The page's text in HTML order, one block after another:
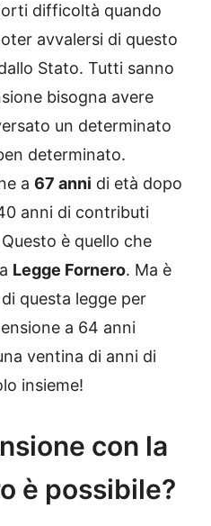
difficoltà quando
avvalersi di questo
Stato. Tutti sanno
bisogna avere
un determinato
determinato.
a 67 anni di età dopo
anni di contributi
è quello che
Legge Fornero. Ma è
questa legge per
a 64 anni
ventina di anni di
insieme!
con la
è possibile?